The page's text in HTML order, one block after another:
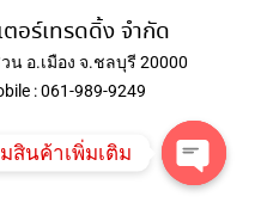
อร์เทรดดิ้ง จำกัด
น อ.เมือง จ.ชลบุรี 20000
: 061-989-9249
สินค้าเพิ่มเติม
Open